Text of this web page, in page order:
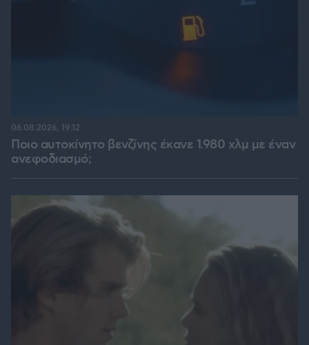
Ποιο αυτοκίνητο βενζίνης έκανε 1.980 χλμ με έναν
ανεφοδιασμό;
06.08.2026, 19:12